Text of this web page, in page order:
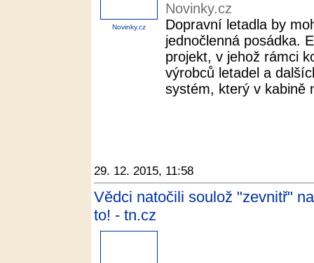
Novinky.cz
Novinky.cz
Dopravní letadla by
jednočlenná posádka.
projekt, v jehož rámci
výrobců letadel a
systém, který v kabině
29. 12. 2015, 11:58
Vědci natočili soulož "zevnitř"
to! - tn.cz